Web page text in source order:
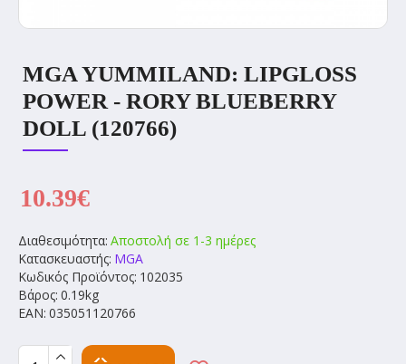
MGA YUMMILAND: LIPGLOSS
POWER - RORY BLUEBERRY
DOLL (120766)
Διαθεσιμότητα: Αποστολή σε 1-3 ημέρες
Κατασκευαστής: MGA
Κωδικός Προϊόντος: 102035
Βάρος: 0.19kg
EAN: 035051120766
10.39€